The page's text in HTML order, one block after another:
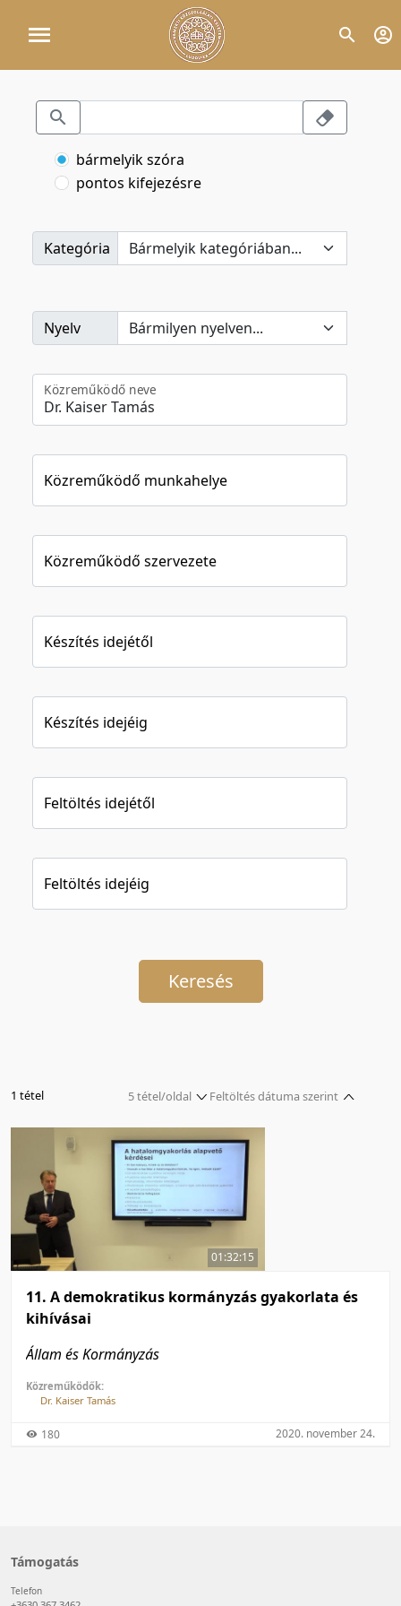
bármelyik szóra
pontos kifejezésre
Kategória
Nyelv
Közreműködő neve
Közreműködő munkahelye
Közreműködő szervezete
Készítés idejétől
Készítés idejéig
Feltöltés idejétől
Feltöltés idejéig
Keresés
Feltöltés dátuma szerint
Relevancia szerint
Kezdés/felvétel dátuma szerint
Kezdés/felvétel dátuma szerint
Feltöltés dátuma szerint
Utolsó módosítás szerint
Utolsó módosítás szerint
1 tétel
5 tétel/oldal
5 tétel/oldal
10 tétel/oldal
20 tétel/oldal
50 tétel/oldal
100 tétel/oldal
01:32:15
11. A demokratikus kormányzás gyakorlata és
kihívásai
Állam és Kormányzás
Közreműködők:
Dr. Kaiser Tamás
180 2020. november 24.
Támogatás
Telefon